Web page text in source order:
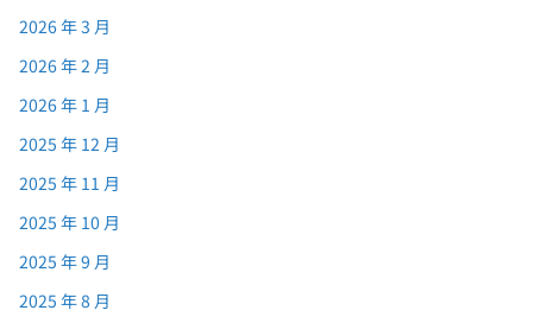
2026 年 3 月
2026 年 2 月
2026 年 1 月
2025 年 12 月
2025 年 11 月
2025 年 10 月
2025 年 9 月
2025 年 8 月